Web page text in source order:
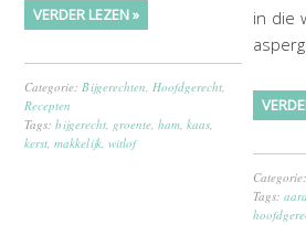
VERDER LEZEN »
Categorie:Bijgerechten,Hoofdgerecht,
Recepten
Tags:bijgerecht, groente,ham,kaas,
kerst,makkelijk,witlof
in die
Tags: